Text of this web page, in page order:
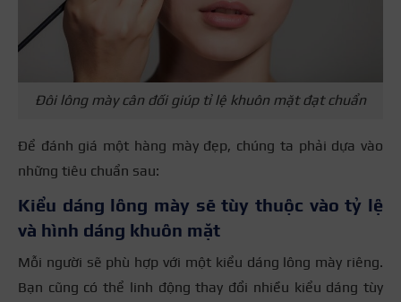
Đôi lông mày cân đối giúp tỉ lệ khuôn mặt đạt chuẩn
Để đánh giá một hàng mày đẹp, chúng ta phải dựa vào
những tiêu chuẩn sau:
Kiểu dáng lông mày sẽ tùy thuộc vào tỷ lệ
và hình dáng khuôn mặt
Mỗi người sẽ phù hợp với một kiểu dáng lông mày riêng.
Bạn cũng có thể linh động thay đổi nhiều kiểu dáng tùy